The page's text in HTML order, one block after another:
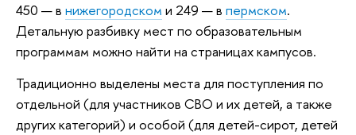
450 — в нижегородском и 249 — в пермском.
Детальную разбивку мест по образовательным
программам можно найти на страницах кампусов.
Традиционно выделены места для поступления по
отдельной (для участников СВО и их детей, а также
других категорий) и особой (для детей-сирот, детей